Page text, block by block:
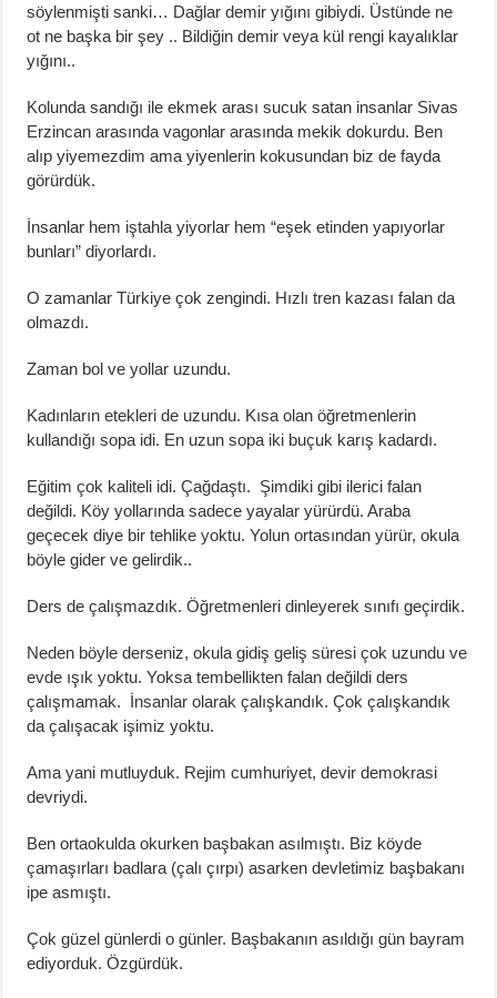
söylenmişti sanki… Dağlar demir yığını gibiydi. Üstünde ne
ot ne başka bir şey .. Bildiğin demir veya kül rengi kayalıklar
yığını..
Kolunda sandığı ile ekmek arası sucuk satan insanlar Sivas
Erzincan arasında vagonlar arasında mekik dokurdu. Ben
alıp yiyemezdim ama yiyenlerin kokusundan biz de fayda
görürdük.
İnsanlar hem iştahla yiyorlar hem “eşek etinden yapıyorlar
bunları” diyorlardı.
O zamanlar Türkiye çok zengindi. Hızlı tren kazası falan da
olmazdı.
Zaman bol ve yollar uzundu.
Kadınların etekleri de uzundu. Kısa olan öğretmenlerin
kullandığı sopa idi. En uzun sopa iki buçuk karış kadardı.
Eğitim çok kaliteli idi. Çağdaştı. Şimdiki gibi ilerici falan
değildi. Köy yollarında sadece yayalar yürürdü. Araba
geçecek diye bir tehlike yoktu. Yolun ortasından yürür, okula
böyle gider ve gelirdik..
Ders de çalışmazdık. Öğretmenleri dinleyerek sınıfı geçirdik.
Neden böyle derseniz, okula gidiş geliş süresi çok uzundu ve
evde ışık yoktu. Yoksa tembellikten falan değildi ders
çalışmamak. İnsanlar olarak çalışkandık. Çok çalışkandık
da çalışacak işimiz yoktu.
Ama yani mutluyduk. Rejim cumhuriyet, devir demokrasi
devriydi.
Ben ortaokulda okurken başbakan asılmıştı. Biz köyde
çamaşırları badlara (çalı çırpı) asarken devletimiz başbakanı
ipe asmıştı.
Çok güzel günlerdi o günler. Başbakanın asıldığı gün bayram
ediyorduk. Özgürdük.